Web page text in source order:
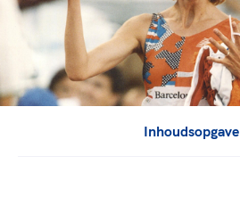
Sportonderzoek
Sportakkoord II
Veilige en integere sport
Diversiteit en inclusie
Gezonde sportomgeving
Duurzaamheid
Vitale clubs en bestuurlijk kader
TeamNL Academie Kalender
Kennisaanbod TeamNL Experts
TeamNL Sport Science Centre
Inhoudsopgave